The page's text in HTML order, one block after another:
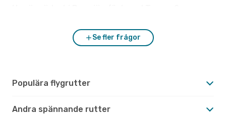
Se fler frågor
Populära flygrutter
Andra spännande rutter